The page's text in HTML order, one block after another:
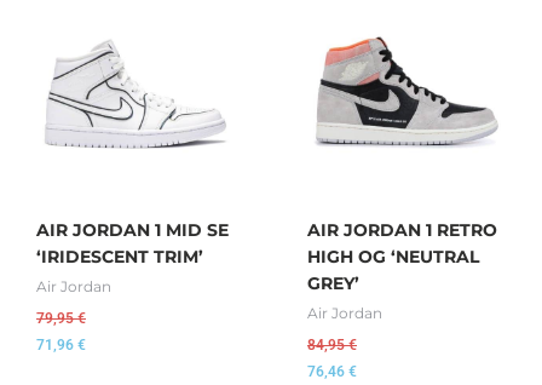
AIR JORDAN 1 MID SE
‘IRIDESCENT TRIM’
Air Jordan
79,95€
71,96 €
AIR JORDAN 1 RETRO
HIGH OG ‘NEUTRAL
GREY’
Air Jordan
84,95€
76,46 €